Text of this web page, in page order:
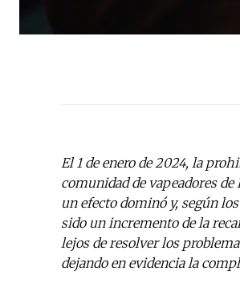
El 1 de enero de 2024, la
comunidad de vapeadores
un efecto dominó y, según
sido un incremento de la
lejos de resolver los
dejando en evidencia la